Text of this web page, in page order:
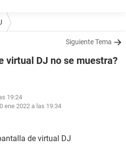
Siguiente Tema
virtual DJ no se muestra?
19:24
ene 2022 a las 19:34
de virtual DJ